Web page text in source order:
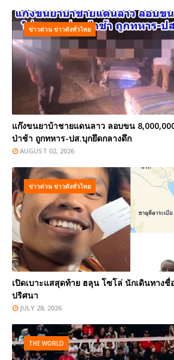
ข่าวด่วน ข่าวดังทั่วไทย
แก๊งขนยาบ้าชายแดนลาว ลอบขน
ป่าช้า ถูกทหาร-ปส.บุกยึดกลางดึก
AUGUST 02, 2026
ข่าวด่วน ข่าวดังทั่วไทย
เปิดเบาะแสสุดท้าย ฮลุน โซโล่ นักเดินทางชื่
ปริศนา
JULY 28, 2026
THE WORLD